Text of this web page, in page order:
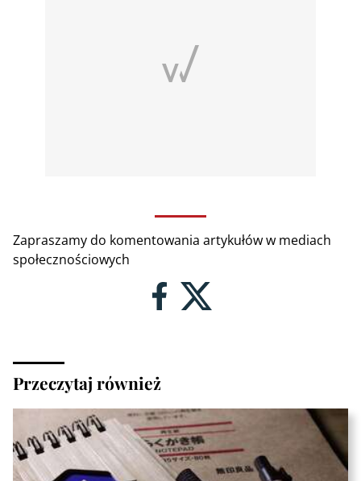
Zapraszamy do komentowania artykułów w mediach
społecznościowych
Przeczytaj również